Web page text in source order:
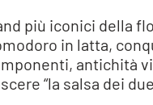
più iconici della
in latta,
antichità
“la salsa dei